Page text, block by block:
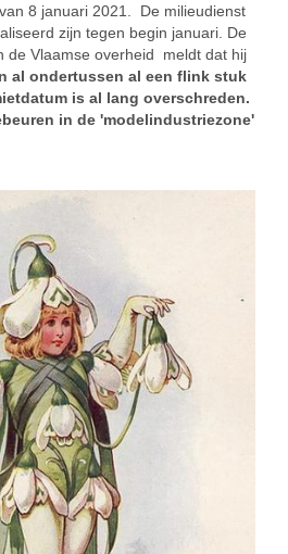
8 januari 2021. De milieudienst
zijn tegen begin januari. De
de Vlaamse overheid meldt dat hij
al ondertussen al een flink stuk
is al lang overschreden.
in de 'modelindustriezone'